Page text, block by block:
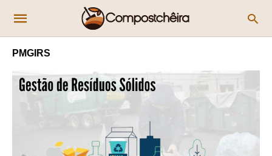
PMGIRS